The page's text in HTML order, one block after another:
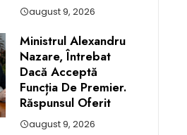
august 9, 2026
Ministrul Alexandru
Nazare, Întrebat
Dacă Acceptă
Funcția De Premier.
Răspunsul Oferit
august 9, 2026